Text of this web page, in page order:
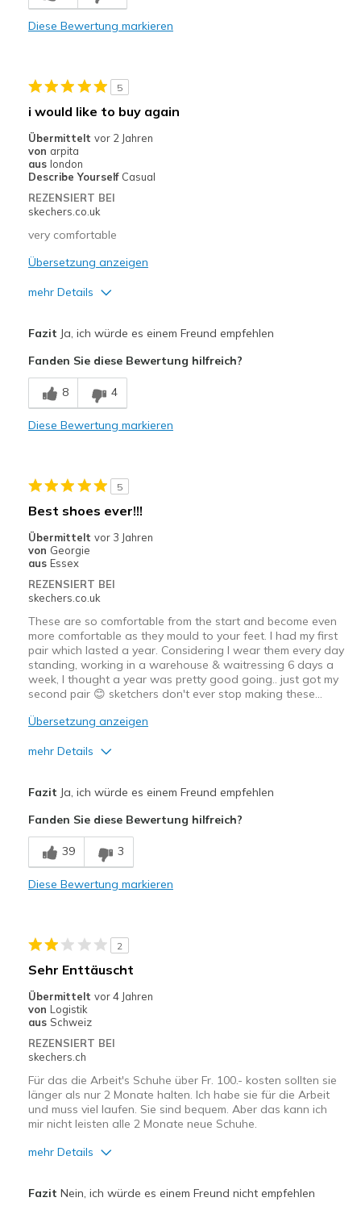
Poor Cushioning
View On Shoes
Shoes are for Wearing
Diese Bewertung markieren
5
i would like to buy again
Übermittelt vor 2 Jahren
von arpita
aus london
Describe Yourself Casual
REZENSIERT BEI
skechers.co.uk
very comfortable
Übersetzung anzeigen
mehr Details
Geeignete Verwendung
Casual Wear
View On Shoes
I'm Really Into Shoes
Fazit Ja, ich würde es einem Freund empfehlen
Fanden Sie diese Bewertung hilfreich?
8 4
Diese Bewertung markieren
5
Best shoes ever!!!
Übermittelt vor 3 Jahren
von Georgie
aus Essex
REZENSIERT BEI
skechers.co.uk
These are so comfortable from the start and become even
more comfortable as they mould to your feet. I had my first
pair which lasted a year. Considering I wear them every day
standing, working in a warehouse & waitressing 6 days a
week, I thought a year was pretty good going.. just got my
second pair 😊 sketchers don't ever stop making these…
Übersetzung anzeigen
mehr Details
Width
Feels true to width
Sizing
Fazit Ja, ich würde es einem Freund empfehlen
Fanden Sie diese Bewertung hilfreich?
39 3
Diese Bewertung markieren
2
Sehr Enttäuscht
Übermittelt vor 4 Jahren
von Logistik
aus Schweiz
REZENSIERT BEI
skechers.ch
Für das die Arbeit's Schuhe über Fr. 100.- kosten sollten sie
länger als nur 2 Monate halten. Ich habe sie für die Arbeit
und muss viel laufen. Sie sind bequem. Aber das kann ich
mir nicht leisten alle 2 Monate neue Schuhe.
mehr Details
Fazit Nein, ich würde es einem Freund nicht empfehlen